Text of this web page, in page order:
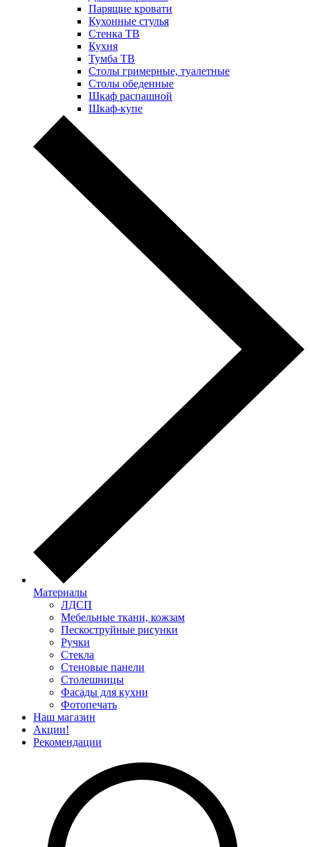
Парящие кровати
Кухонные стулья
Стенка ТВ
Кухня
Тумба ТВ
Столы гримерные, туалетные
Столы обеденные
Шкаф распашной
Шкаф-купе
Материалы
ЛДСП
Мебельные ткани, кожзам
Пескоструйные рисунки
Ручки
Стекла
Стеновые панели
Столешницы
Фасады для кухни
Фотопечать
Наш магазин
Акции!
Рекомендации